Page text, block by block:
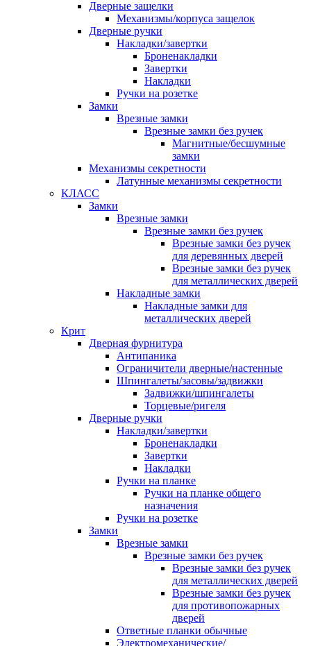
Дверные защелки
Механизмы/корпуса защелок
Дверные ручки
Накладки/завертки
Броненакладки
Завертки
Накладки
Ручки на розетке
Замки
Врезные замки
Врезные замки без ручек
Магнитные/бесшумные
замки
Механизмы секретности
Латунные механизмы секретности
КЛАСС
Замки
Врезные замки
Врезные замки без ручек
Врезные замки без ручек
для деревянных дверей
Врезные замки без ручек
для металлических дверей
Накладные замки
Накладные замки для
металлических дверей
Крит
Дверная фурнитура
Антипаника
Ограничители дверные/настенные
Шпингалеты/засовы/задвижки
Задвижки/шпингалеты
Торцевые/ригеля
Дверные ручки
Накладки/завертки
Броненакладки
Завертки
Накладки
Ручки на планке
Ручки на планке общего
назначения
Ручки на розетке
Замки
Врезные замки
Врезные замки без ручек
Врезные замки без ручек
для металлических дверей
Врезные замки без ручек
для противопожарных
дверей
Ответные планки обычные
Электромеханические/